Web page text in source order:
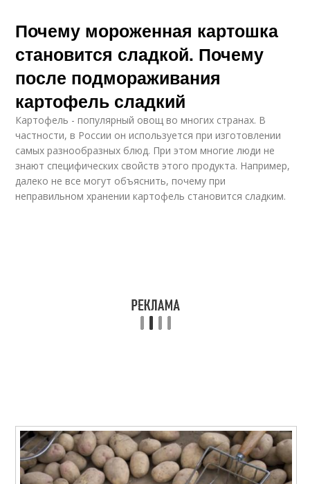
Почему мороженная картошка
становится сладкой. Почему
после подмораживания
картофель сладкий
Картофель - популярный овощ во многих странах. В
частности, в России он используется при изготовлении
самых разнообразных блюд. При этом многие люди не
знают специфических свойств этого продукта. Например,
далеко не все могут объяснить, почему при
неправильном хранении картофель становится сладким.